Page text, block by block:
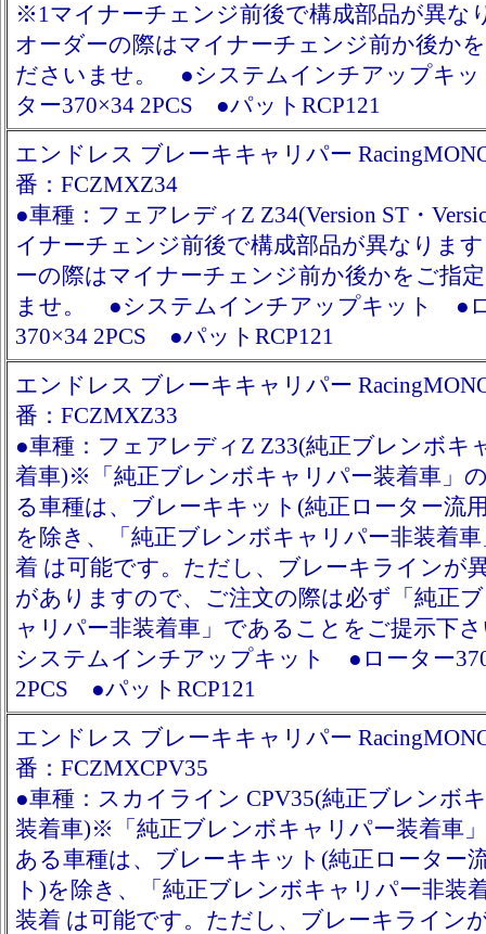
※1マイナーチェンジ前後で構成部品が異な
オーダーの際はマイナーチェンジ前か後か
ださいませ。 ●システムインチアップキ
ター370×34 2PCS ●パットRCP121
エンドレス ブレーキキャリパー
番：FCZMXZ34
●車種：フェアレディZ Z34(Version ST・
イナーチェンジ前後で構成部品が異なりま
ーの際はマイナーチェンジ前か後かをご指
ませ。 ●システムインチアップキット ●
370×34 2PCS ●パットRCP121
エンドレス ブレーキキャリパー
番：FCZMXZ33
●車種：フェアレディZ Z33(純正ブレンボキ
着車)※「純正ブレンボキャリパー装着車」
る車種は、ブレーキキット(純正ローター流
を除き、「純正ブレンボキャリパー非装着
着 は可能です。ただし、ブレーキラインが
がありますので、ご注文の際は必ず「純正
ャリパー非装着車」であることをご提示下
システムインチアップキット ●ローター
2PCS ●パットRCP121
エンドレス ブレーキキャリパー
番：FCZMXCPV35
●車種：スカイライン CPV35(純正ブレンボ
装着車)※「純正ブレンボキャリパー装着車
ある車種は、ブレーキキット(純正ローター
ト)を除き、「純正ブレンボキャリパー非装
装着 は可能です。ただし、ブレーキライン